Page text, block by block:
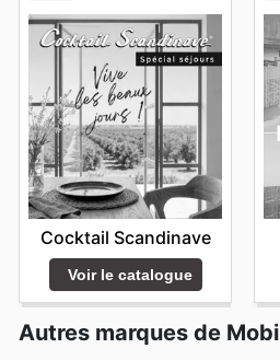
Cocktail Scandinave
Voir le catalogue
Autres marques de